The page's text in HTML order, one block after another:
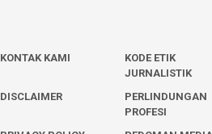
KONTAK KAMI
KODE ETIK
JURNALISTIK
DISCLAIMER
PERLINDUNGAN
PROFESI